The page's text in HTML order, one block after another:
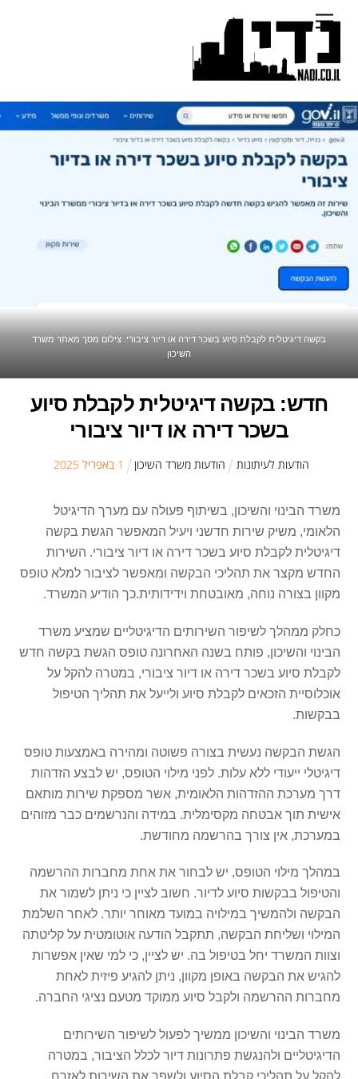
content
Menu
בקשה דיגיטלית לקבלת סיוע בשכר דירה או דיור ציבורי. צילום מסך מאתר משרד
השיכון
חדש: בקשה דיגיטלית לקבלת סיוע
בשכר דירה או דיור ציבורי
הודעות לעיתונות הודעות משרד השיכון 1 באפריל 2025
משרד הבינוי והשיכון, בשיתוף פעולה עם מערך הדיגיטל
הלאומי, משיק שירות חדשני ויעיל המאפשר הגשת בקשה
דיגיטלית לקבלת סיוע בשכר דירה או דיור ציבורי. השירות
החדש מקצר את תהליכי הבקשה ומאפשר לציבור למלא טופס
מקוון בצורה נוחה, מאובטחת וידידותית.כך הודיע המשרד.
כחלק ממהלך לשיפור השירותים הדיגיטליים שמציע משרד
הבינוי והשיכון, פותח בשנה האחרונה טופס הגשת בקשה חדש
לקבלת סיוע בשכר דירה או דיור ציבורי, במטרה להקל על
אוכלוסיית הזכאים לקבלת סיוע ולייעל את תהליך הטיפול
בבקשות.
הגשת הבקשה נעשית בצורה פשוטה ומהירה באמצעות טופס
דיגיטלי ייעודי ללא עלות. לפני מילוי הטופס, יש לבצע הזדהות
דרך מערכת ההזדהות הלאומית, אשר מספקת שירות מותאם
אישית תוך אבטחה מקסימלית. במידה והנרשמים כבר מזוהים
במערכת, אין צורך בהרשמה מחודשת.
במהלך מילוי הטופס, יש לבחור את אחת מחברות ההרשמה
והטיפול בבקשות סיוע לדיור. חשוב לציין כי ניתן לשמור את
הבקשה ולהמשיך במילויה במועד מאוחר יותר. לאחר השלמת
המילוי ושליחת הבקשה, תתקבל הודעה אוטומטית על קליטתה
וצוות המשרד יחל בטיפול בה. יש לציין, כי למי שאין אפשרות
להגיש את הבקשה באופן מקוון, ניתן להגיע פיזית לאחת
מחברות ההרשמה ולקבל סיוע ממוקד מטעם נציגי החברה.
משרד הבינוי והשיכון ממשיך לפעול לשיפור השירותים
הדיגיטליים ולהנגשת פתרונות דיור לכלל הציבור, במטרה